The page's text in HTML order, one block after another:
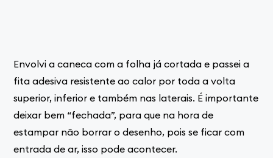
Envolvi a caneca com a folha já cortada e passei a
fita adesiva resistente ao calor por toda a volta
superior, inferior e também nas laterais. É importante
deixar bem “fechada”, para que na hora de
estampar não borrar o desenho, pois se ficar com
entrada de ar, isso pode acontecer.